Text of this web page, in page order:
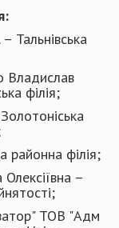
Тальнівська
філія;
філія;
–
ТОВ "Адм